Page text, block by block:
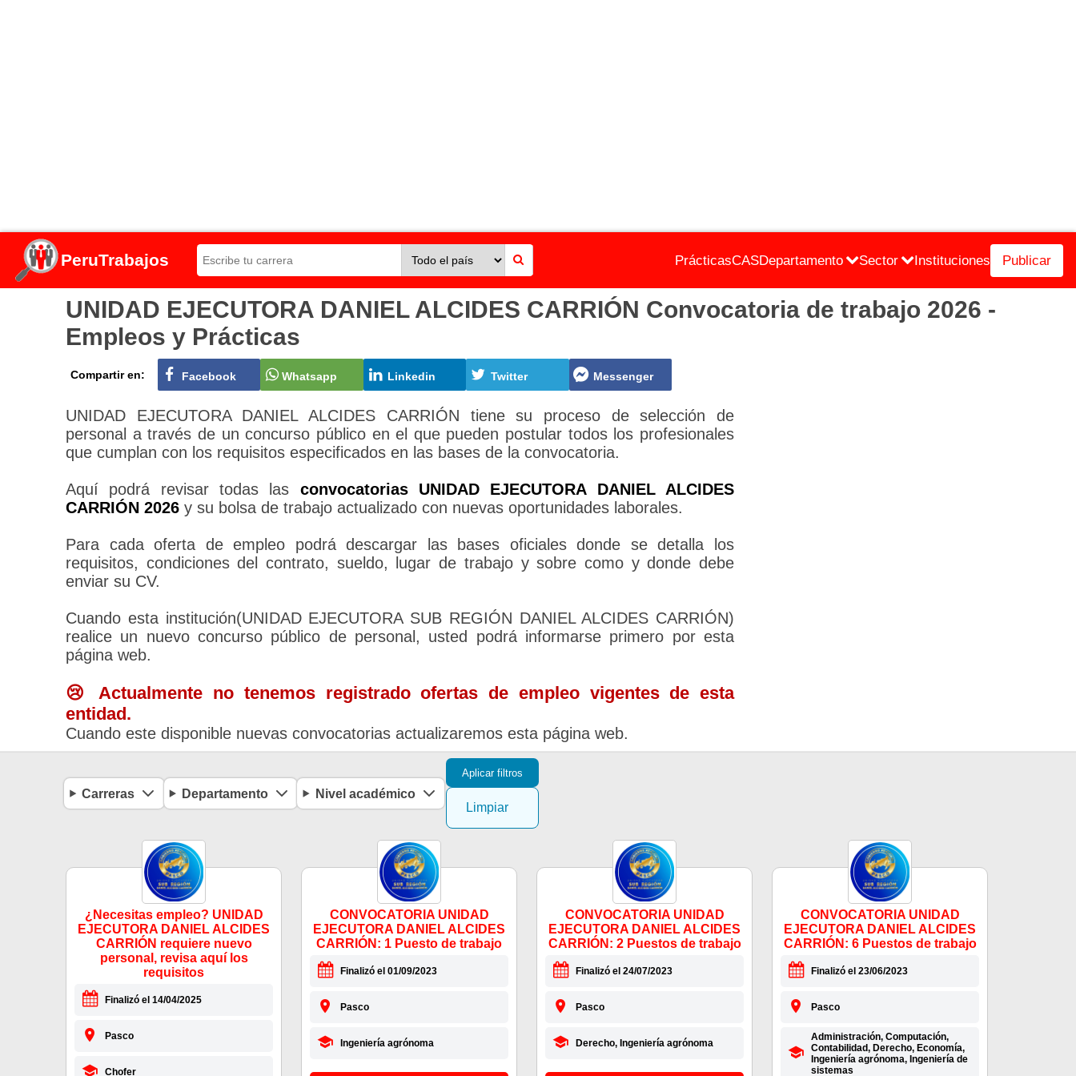
PeruTrabajos PrácticasCASDepartamento Sector Instituciones Publicar
UNIDAD EJECUTORA DANIEL ALCIDES CARRIÓN Convocatoria de trabajo 2026 -
Empleos y Prácticas
Compartir en: Facebook Whatsapp Linkedin Twitter Messenger
UNIDAD EJECUTORA DANIEL ALCIDES CARRIÓN tiene su proceso de selección de
personal a través de un concurso público en el que pueden postular todos los profesionales
que cumplan con los requisitos especificados en las bases de la convocatoria.
Aquí podrá revisar todas las convocatorias UNIDAD EJECUTORA DANIEL ALCIDES
CARRIÓN 2026 y su bolsa de trabajo actualizado con nuevas oportunidades laborales.
Para cada oferta de empleo podrá descargar las bases oficiales donde se detalla los
requisitos, condiciones del contrato, sueldo, lugar de trabajo y sobre como y donde debe
enviar su CV.
Cuando esta institución(UNIDAD EJECUTORA SUB REGIÓN DANIEL ALCIDES CARRIÓN)
realice un nuevo concurso público de personal, usted podrá informarse primero por esta
página web.
😢 Actualmente no tenemos registrado ofertas de empleo vigentes de esta
entidad.
Cuando este disponible nuevas convocatorias actualizaremos esta página web.
Carreras Departamento Nivel académico
Aplicar filtros
Limpiar
¿Necesitas empleo? UNIDAD
EJECUTORA DANIEL ALCIDES
CARRIÓN requiere nuevo
personal, revisa aquí los
requisitos
Finalizó el 14/04/2025
Pasco
Chofer
CONVOCATORIA UNIDAD
EJECUTORA DANIEL ALCIDES
CARRIÓN: 1 Puesto de trabajo
Finalizó el 01/09/2023
Pasco
Ingeniería agrónoma
CONVOCATORIA UNIDAD
EJECUTORA DANIEL ALCIDES
CARRIÓN: 2 Puestos de trabajo
Finalizó el 24/07/2023
Pasco
Derecho, Ingeniería agrónoma
CONVOCATORIA UNIDAD
EJECUTORA DANIEL ALCIDES
CARRIÓN: 6 Puestos de trabajo
Finalizó el 23/06/2023
Pasco
Administración, Computación,
Contabilidad, Derecho, Economía,
Ingeniería agrónoma, Ingeniería de
sistemas